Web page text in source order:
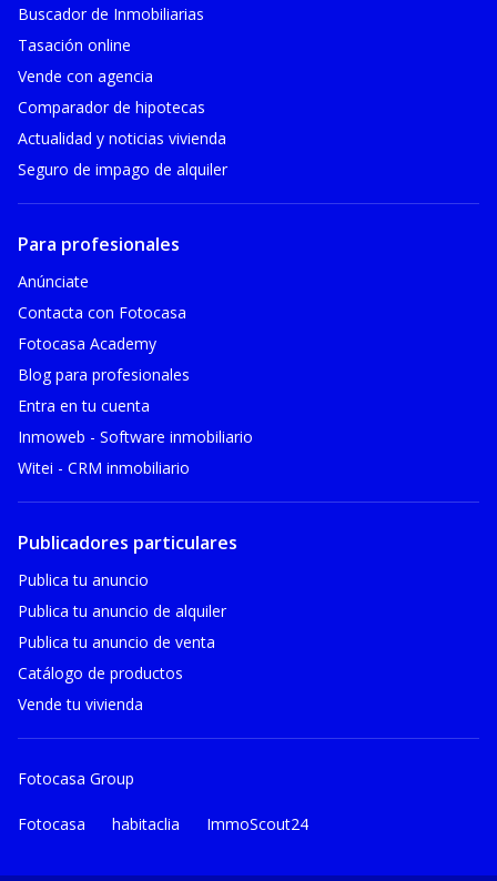
Buscador de Inmobiliarias
Tasación online
Vende con agencia
Comparador de hipotecas
Actualidad y noticias vivienda
Seguro de impago de alquiler
Para profesionales
Anúnciate
Contacta con Fotocasa
Fotocasa Academy
Blog para profesionales
Entra en tu cuenta
Inmoweb - Software inmobiliario
Witei - CRM inmobiliario
Publicadores particulares
Publica tu anuncio
Publica tu anuncio de alquiler
Publica tu anuncio de venta
Catálogo de productos
Vende tu vivienda
Fotocasa Group
Fotocasa habitaclia ImmoScout24